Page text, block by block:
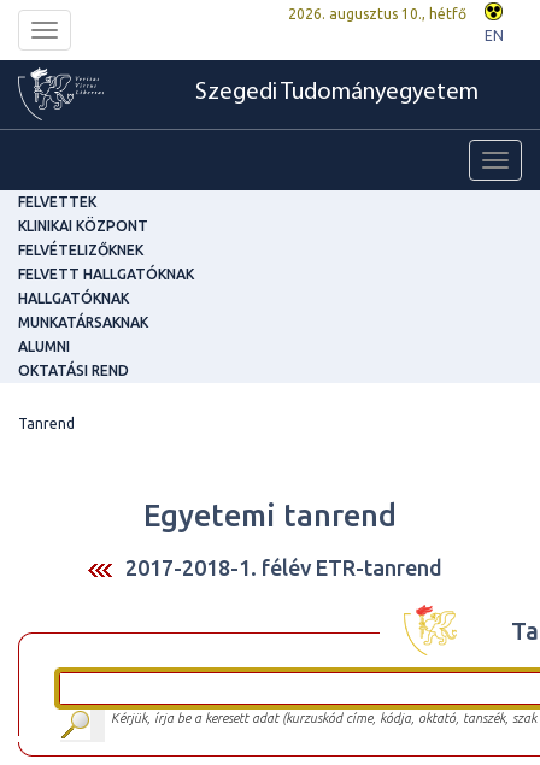
Toggle
navigation
2026. augusztus 10., hétfő
EN
Szegedi Tudományegyetem
FELVETTEK
KLINIKAI KÖZPONT
FELVÉTELIZŐKNEK
FELVETT HALLGATÓKNAK
HALLGATÓKNAK
MUNKATÁRSAKNAK
ALUMNI
OKTATÁSI REND
Tanrend
Egyetemi tanrend
2017-2018-1. félév ETR-tanrend
Kérjük, írja be a keresett adat (kurzuskód címe, kódja, oktató, tanszék,